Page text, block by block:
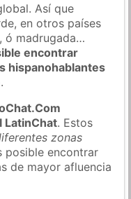
Así que
en otros países
ó madrugada…
encontrar
hispanohablantes
.
LatinChat. Estos
zonas
posible encontrar
de mayor afluencia